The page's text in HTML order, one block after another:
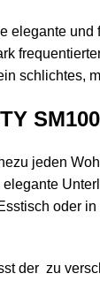
elegante
schlichtes,
SM100
jeden
elegante
oder
der zu